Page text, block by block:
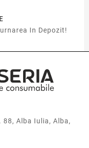
In Depozit!
Alba Iulia, Alba,